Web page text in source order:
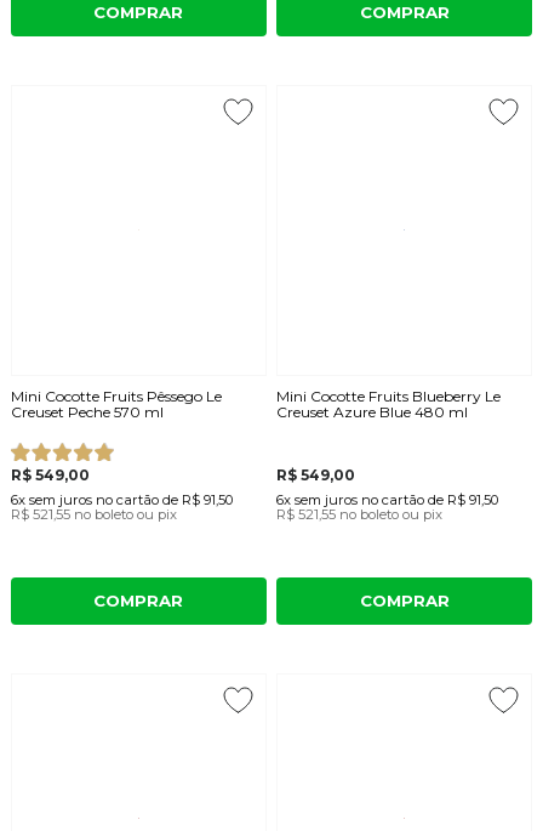
COMPRAR COMPRAR
Mini Cocotte Fruits Pêssego Le
Creuset Peche 570 ml
R$ 549,00
6x sem juros no cartãode R$ 91,50
R$ 521,55 no boleto ou pix
COMPRAR
Mini Cocotte Fruits Blueberry Le
Creuset Azure Blue 480 ml
R$ 549,00
6x sem juros no cartão de R$ 91,50
R$ 521,55 no boleto ou pix
COMPRAR